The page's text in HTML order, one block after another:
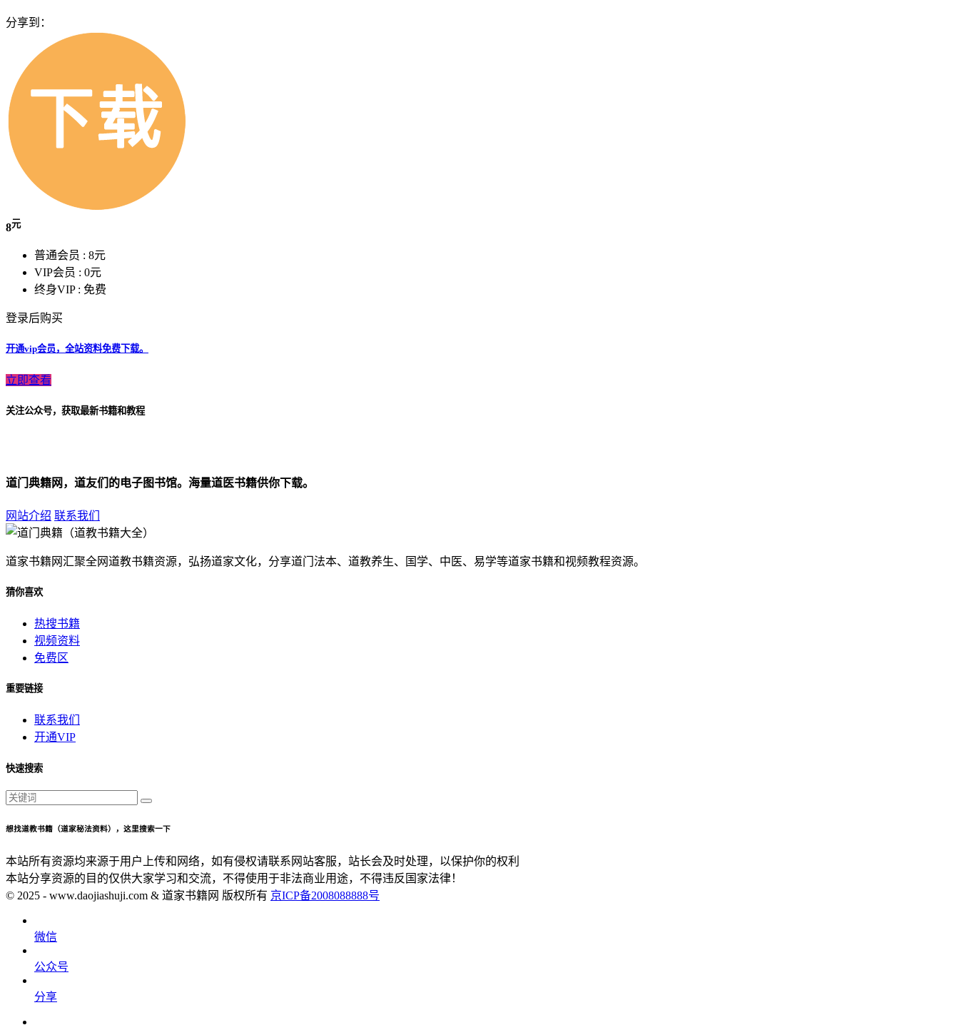
分享到：
8元
普通会员 : 8元
VIP会员 : 0元
终身VIP : 免费
登录后购买
开通vip会员，全站资料免费下载。
立即查看
关注公众号，获取最新书籍和教程
道门典籍网，道友们的电子图书馆。海量道医书籍供你下载。
网站介绍 联系我们
道家书籍网汇聚全网道教书籍资源，弘扬道家文化，分享道门法本、道教养生、国学、中医、易学等道家书籍和视频教程资源。
猜你喜欢
热搜书籍
视频资料
免费区
重要链接
联系我们
开通VIP
快速搜索
想找道教书籍（道家秘法资料），这里搜索一下
本站所有资源均来源于用户上传和网络，如有侵权请联系网站客服，站长会及时处理，以保护你的权利
本站分享资源的目的仅供大家学习和交流，不得使用于非法商业用途，不得违反国家法律！
© 2025 - www.daojiashuji.com & 道家书籍网 版权所有 京ICP备2008088888号
微信
公众号
分享